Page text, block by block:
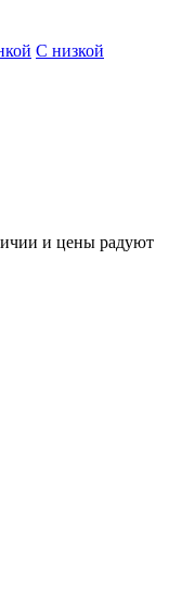
С низкой
и цены радуют